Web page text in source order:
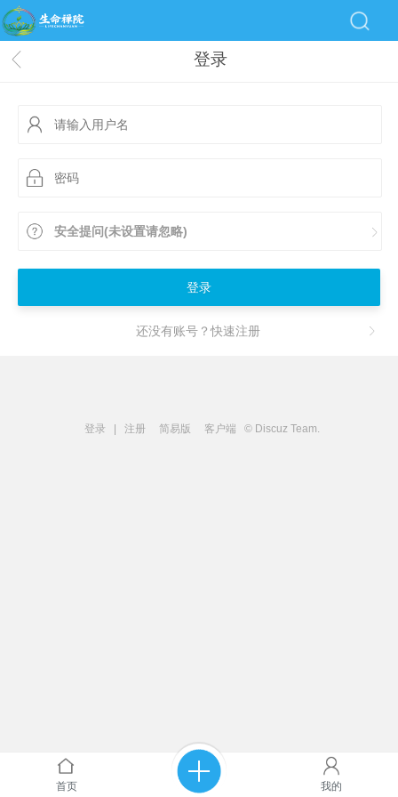
登录
安全提问(未设置请忽略)
登录
还没有账号？快速注册
登录 注册 简易版 客户端 © Discuz Team.
首页 我的